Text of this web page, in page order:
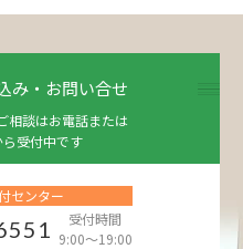
み・お問い合せ
相談はお電話または
受付中です
センター
受付時間
9:00～19:00